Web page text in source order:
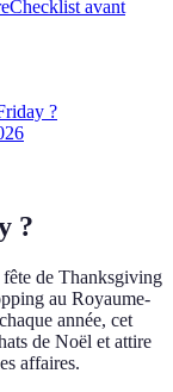
Checklist avant
?
?
de Thanksgiving
au Royaume-
année, cet
de Noël et attire
affaires.